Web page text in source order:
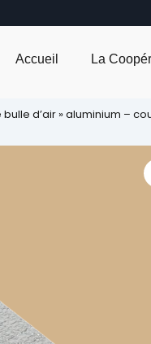
Accueil La
d’air » aluminium –